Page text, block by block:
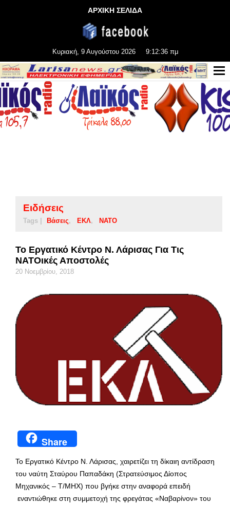
ΑΡΧΙΚΗ ΣΕΛΙΔΑ
Κυριακή, 9 Αυγούστου 2026 9:12:36 πμ
Ειδήσεις
Tags | Βάσεις ΕΚΛ ΝΑΤΟ
Το Εργατικό Κέντρο Ν. Λάρισας Για Τις
ΝΑΤΟικές Αποστολές
20 Νοεμβρίου, 2018
Share
Το Εργατικό Κέντρο Ν. Λάρισας, χαιρετίζει τη δίκαιη αντίδραση
του ναύτη Σταύρου Παπαδάκη (Στρατεύσιμος Δίοπος
Μηχανικός – Τ/ΜΗΧ) που βγήκε στην αναφορά επειδή
εναντιώθηκε στη συμμετοχή της φρεγάτας «Ναβαρίνον» του